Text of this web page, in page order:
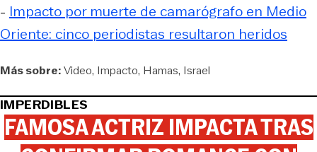
- Impacto por muerte de camarógrafo en Medio
Oriente: cinco periodistas resultaron heridos
Más sobre:Video Impacto Hamas Israel
IMPERDIBLES
FAMOSA ACTRIZ IMPACTA TRAS